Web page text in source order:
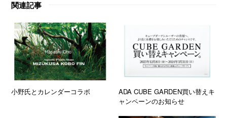
関連記事
小野氏とカレンダーコラボ
ADA CUBE GARDEN買い替えキ
ャンペーンのお知らせ